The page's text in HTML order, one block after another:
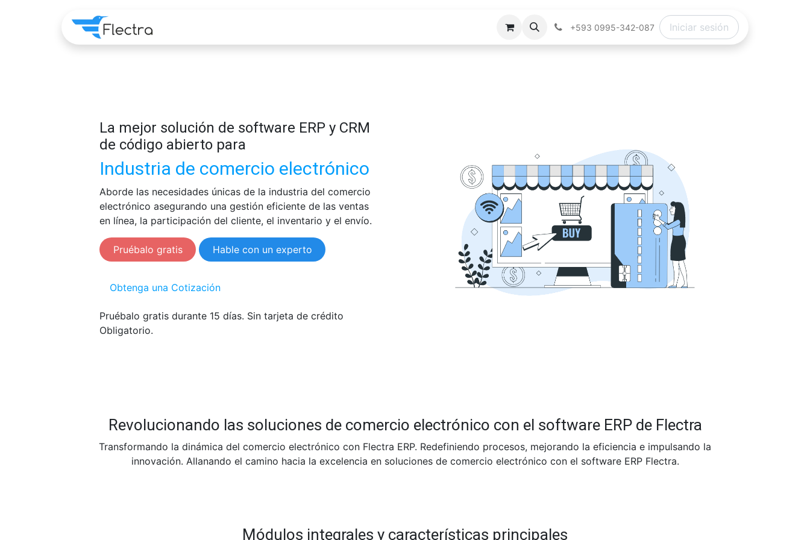
Hosting +593 0995-342-087 Iniciar sesión
La mejor solución de software ERP y CRM
de código abierto para
Industria de comercio electrónico
Aborde las necesidades únicas de la industria del comercio
electrónico asegurando una gestión eficiente de las ventas
en línea, la participación del cliente, el inventario y el envío.
Pruébalo gratis Hable con un experto
Obtenga una Cotización
Pruébalo gratis durante 15 días. Sin tarjeta de crédito
Obligatorio.
Revolucionando las soluciones de comercio electrónico con el software ERP de Flectra
Transformando la dinámica del comercio electrónico con Flectra ERP. Redefiniendo procesos, mejorando la eficiencia e impulsando la
innovación. Allanando el camino hacia la excelencia en soluciones de comercio electrónico con el software ERP Flectra.
Módulos integrales y características principales